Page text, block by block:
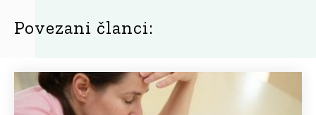
Povezani članci: